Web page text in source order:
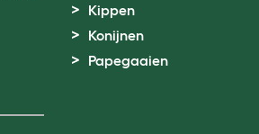
Kippen
Konijnen
Papegaaien